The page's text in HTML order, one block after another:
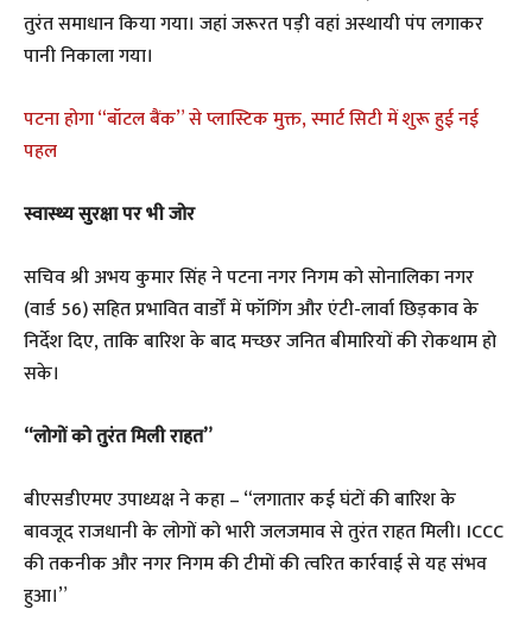
तुरंत समाधान किया गया। जहां जरूरत पड़ी वहां अस्थायी पंप लगाकर
पानी निकाला गया।
पटना होगा “बॉटल बैंक” से प्लास्टिक मुक्त, स्मार्ट सिटी में शुरू हुई नई
पहल
स्वास्थ्य सुरक्षा पर भी जोर
सचिव श्री अभय कुमार सिंह ने पटना नगर निगम को सोनालिका नगर
(वार्ड 56) सहित प्रभावित वार्डों में फॉगिंग और एंटी-लार्वा छिड़काव के
निर्देश दिए, ताकि बारिश के बाद मच्छर जनित बीमारियों की रोकथाम हो
सके।
“लोगों को तुरंत मिली राहत”
बीएसडीएमए उपाध्यक्ष ने कहा – “लगातार कई घंटों की बारिश के
बावजूद राजधानी के लोगों को भारी जलजमाव से तुरंत राहत मिली। ICCC
की तकनीक और नगर निगम की टीमों की त्वरित कार्रवाई से यह संभव
हुआ।”